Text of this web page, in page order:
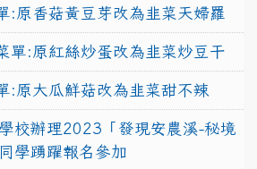
:原香菇黃豆芽改為韭菜天婦羅
單:原紅絲炒蛋改為韭菜炒豆干
:原大瓜鮮菇改為韭菜甜不辣
校辦理2023「發現安農溪-秘境
學踴躍報名參加